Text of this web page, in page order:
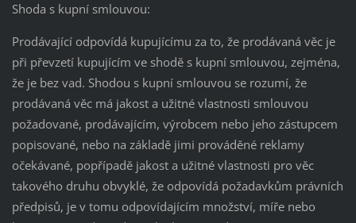
Shoda s kupní smlouvou:
Prodávající odpovídá kupujícímu za to, že prodávaná věc je
při převzetí kupujícím ve shodě s kupní smlouvou, zejména,
že je bez vad. Shodou s kupní smlouvou se rozumí, že
prodávaná věc má jakost a užitné vlastnosti smlouvou
požadované, prodávajícím, výrobcem nebo jeho zástupcem
popisované, nebo na základě jimi prováděné reklamy
očekávané, popřípadě jakost a užitné vlastnosti pro věc
takového druhu obvyklé, že odpovídá požadavkům právních
předpisů, je v tomu odpovídajícím množství, míře nebo